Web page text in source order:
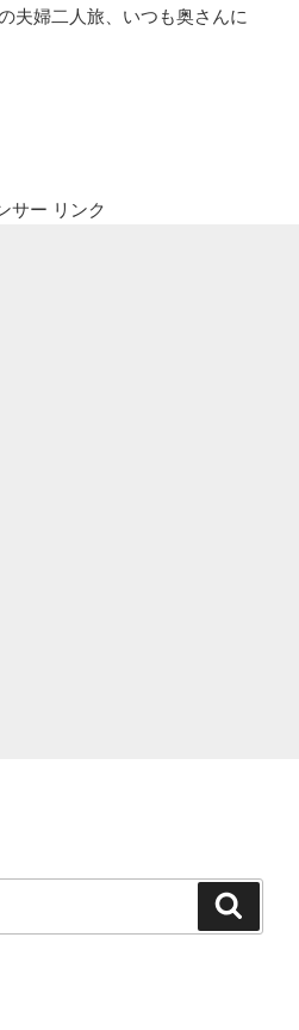
夫婦二人旅、いつも奥さんに
サー リンク